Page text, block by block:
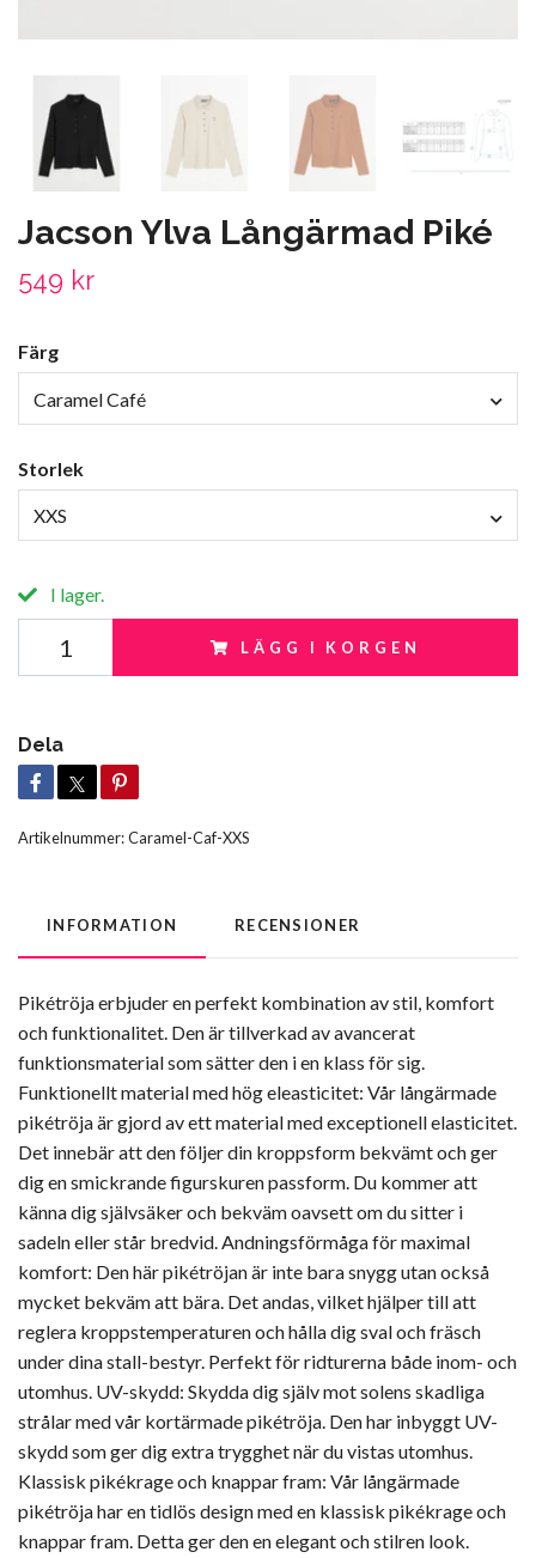
Jacson Ylva Långärmad Piké
549 kr
Färg
Caramel Café
Storlek
XXS
I lager.
LÄGG I KORGEN
Dela
Artikelnummer:Caramel-Caf-XXS
INFORMATION RECENSIONER
Pikétröja erbjuder en perfekt kombination av stil, komfort
och funktionalitet. Den är tillverkad av avancerat
funktionsmaterial som sätter den i en klass för sig.
Funktionellt material med hög eleasticitet: Vår långärmade
pikétröja är gjord av ett material med exceptionell elasticitet.
Det innebär att den följer din kroppsform bekvämt och ger
dig en smickrande figurskuren passform. Du kommer att
känna dig självsäker och bekväm oavsett om du sitter i
sadeln eller står bredvid. Andningsförmåga för maximal
komfort: Den här pikétröjan är inte bara snygg utan också
mycket bekväm att bära. Det andas, vilket hjälper till att
reglera kroppstemperaturen och hålla dig sval och fräsch
under dina stall-bestyr. Perfekt för ridturerna både inom- och
utomhus. UV-skydd: Skydda dig själv mot solens skadliga
strålar med vår kortärmade pikétröja. Den har inbyggt UV-
skydd som ger dig extra trygghet när du vistas utomhus.
Klassisk pikékrage och knappar fram: Vår långärmade
pikétröja har en tidlös design med en klassisk pikékrage och
knappar fram. Detta ger den en elegant och stilren look.